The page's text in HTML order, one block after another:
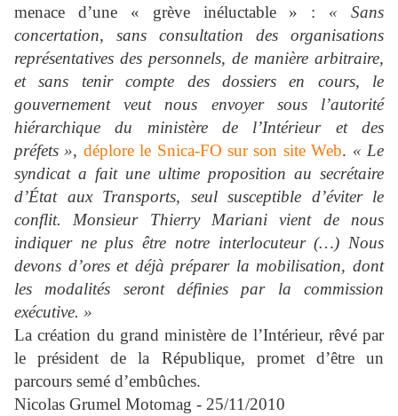
menace d’une « grève inéluctable » : « Sans
concertation, sans consultation des organisations
représentatives des personnels, de manière arbitraire,
et sans tenir compte des dossiers en cours, le
gouvernement veut nous envoyer sous l’autorité
hiérarchique du ministère de l’Intérieur et des
préfets », déplore le Snica-FO sur son site Web. « Le
syndicat a fait une ultime proposition au secrétaire
d’État aux Transports, seul susceptible d’éviter le
conflit. Monsieur Thierry Mariani vient de nous
indiquer ne plus être notre interlocuteur (…) Nous
devons d’ores et déjà préparer la mobilisation, dont
les modalités seront définies par la commission
exécutive. »
La création du grand ministère de l’Intérieur, rêvé par
le président de la République, promet d’être un
parcours semé d’embûches.
Nicolas Grumel Motomag - 25/11/2010